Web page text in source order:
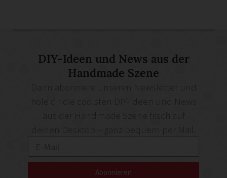
DIY-Ideen und News aus der
Handmade Szene
deinen Desktop – ganz bequem per Mail.
Abonnieren